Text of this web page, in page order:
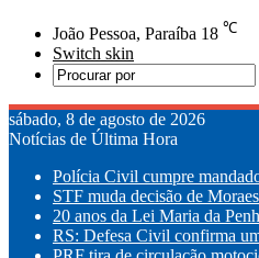
João Pessoa, Paraíba 18 ℃
Switch skin
sábado, 8 de agosto de 2026
Notícias de Última Hora
Polícia Civil cumpre
STF muda decisão de
20 anos da Lei Maria da
RS: Defesa Civil confirma